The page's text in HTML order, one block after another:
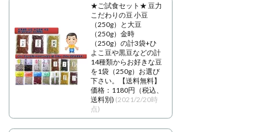
★ご試食セット★ 豆力
こだわりの豆 小豆
（250g）と大豆
（250g）金時
（250g）の計3袋+ひ
よこ豆や黒豆などの計
14種類からお好きな豆
を1袋（250g）お選び
下さい。【送料無料】
価格：1180円（税込、
送料別) (2021/2/20時
点)